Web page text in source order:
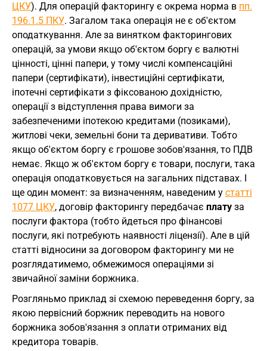
ЦКУ). Для операцій факторингу є окрема норма в пп.
196.1.5 ПКУ. Загалом така операція не є об'єктом
оподаткування. Але за винятком факторингових
операцій, за умови якщо об'єктом боргу є валютні
цінності, цінні папери, у тому числі компенсаційні
папери (сертифікати), інвестиційні сертифікати,
іпотечні сертифікати з фіксованою дохідністю,
операції з відступлення права вимоги за
забезпеченими іпотекою кредитами (позиками),
житлові чеки, земельні бони та деривативи. Тобто
якщо об'єктом боргу є грошове зобов'язання, то ПДВ
немає. Якщо ж об'єктом боргу є товари, послуги, така
операція оподатковується на загальних підставах. І
ще один момент: за визначенням, наведеним у статті
1077 ЦКУ, договір факторингу передбачає плату за
послуги фактора (тобто йдеться про фінансові
послуги, які потребують наявності ліцензії). Але в цій
статті відносини за договором факторингу ми не
розглядатимемо, обмежимося операціями зі
звичайної заміни боржника.
Розгляньмо приклад зі схемою переведення боргу, за
якою первісний боржник переводить на нового
боржника зобов'язання з оплати отриманих від
кредитора товарів.